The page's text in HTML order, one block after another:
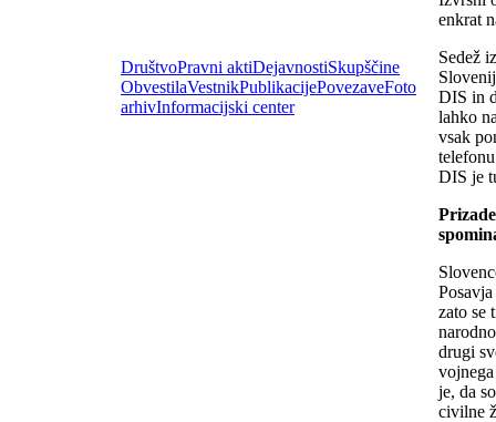
DruštvoPravni aktiDejavnostiSkupščine
ObvestilaVestnikPublikacijePovezaveFoto
arhivInformacijski center
enkrat
Sedež
DIS in
lahko
vsak
DIS je
zato se
drugi
je, da
civilne